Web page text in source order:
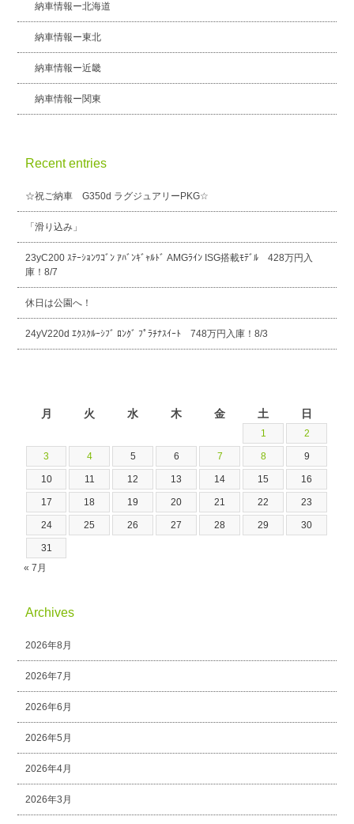
納車情報ー北海道
納車情報ー東北
納車情報ー近畿
納車情報ー関東
Recent entries
☆祝ご納車 G350d ラグジュアリーPKG☆
「滑り込み」
23yC200 ｽﾃｰｼｮﾝﾜｺﾞﾝ ｱﾊﾞﾝｷﾞｬﾙﾄﾞ AMGﾗｲﾝ ISG搭載ﾓﾃﾞﾙ 428万円入
庫！8/7
休日は公園へ！
24yV220d ｴｸｽｸﾙｰｼﾌﾞ ﾛﾝｸﾞ ﾌﾟﾗﾁﾅｽｲｰﾄ 748万円入庫！8/3
月 火 水 木 金 土 日
1 2
3 4 5 6 7 8 9
10 11 12 13 14 15 16
17 18 19 20 21 22 23
24 25 26 27 28 29 30
31
« 7月
Archives
2026年8月
2026年7月
2026年6月
2026年5月
2026年4月
2026年3月